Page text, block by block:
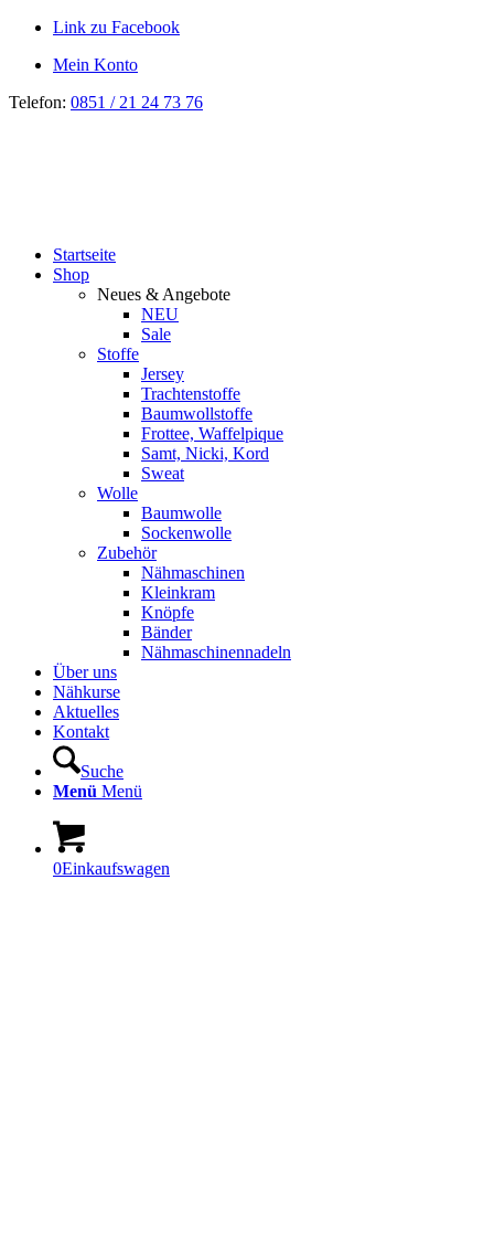
Link zu Facebook
Mein Konto
Telefon: 0851 / 21 24 73 76
Startseite
Shop
Neues & Angebote
NEU
Sale
Stoffe
Jersey
Trachtenstoffe
Baumwollstoffe
Frottee, Waffelpique
Samt, Nicki, Kord
Sweat
Wolle
Baumwolle
Sockenwolle
Zubehör
Nähmaschinen
Kleinkram
Knöpfe
Bänder
Nähmaschinennadeln
Über uns
Nähkurse
Aktuelles
Kontakt
Suche
Menü Menü
0Einkaufswagen